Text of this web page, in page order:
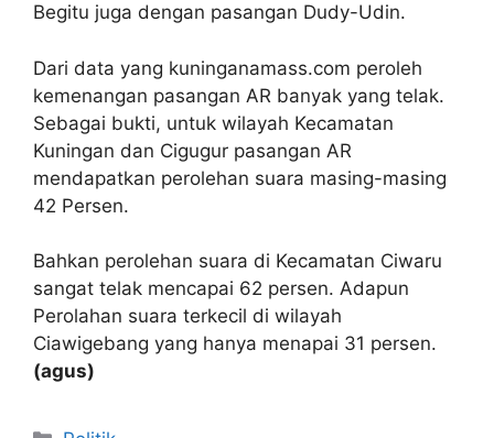
Begitu juga dengan pasangan Dudy-Udin.
Dari data yang kuninganamass.com peroleh
kemenangan pasangan AR banyak yang telak.
Sebagai bukti, untuk wilayah Kecamatan
Kuningan dan Cigugur pasangan AR
mendapatkan perolehan suara masing-masing
42 Persen.
Bahkan perolehan suara di Kecamatan Ciwaru
sangat telak mencapai 62 persen. Adapun
Perolahan suara terkecil di wilayah
Ciawigebang yang hanya menapai 31 persen.
(agus)